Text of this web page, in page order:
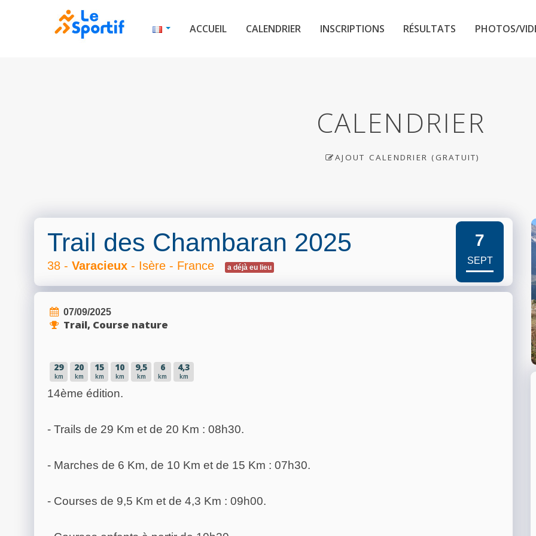
ACCUEIL CALENDRIER INSCRIPTIONS RÉSULTATS PHOTOS/
CALENDRIER
AJOUT CALENDRIER (GRATUIT)
Trail des Chambaran 2025
38 - Varacieux - Isère - France a déjà eu lieu
7
SEPT
07/09/2025
Trail, Course nature
29
km
20
km
15
km
10
km
9,5
km
6
km
4,3
km
14ème édition.
- Trails de 29 Km et de 20 Km : 08h30.
- Marches de 6 Km, de 10 Km et de 15 Km : 07h30.
- Courses de 9,5 Km et de 4,3 Km : 09h00.